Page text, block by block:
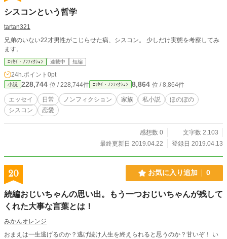
シスコンという哲学
tartan321
兄弟のいない22才男性がこじらせた病、シスコン。 少しだけ実態を考察してみ
ます。
ｴｯｾｲ・ﾉﾝﾌｨｸｼｮﾝ 連載中 短編
24h.ポイント 0pt
小説 228,744 位 / 228,744件 ｴｯｾｲ・ﾉﾝﾌｨｸｼｮﾝ 8,864 位 / 8,864件
エッセイ 日常 ノンフィクション 家族 私小説
ほのぼの
シスコン
恋愛
感想数 0
文字数 2,103
最終更新日 2019.04.22
登録日 2019.04.13
20 お気に入り追加 0
続編おじいちゃんの思い出。もう一つおじいちゃんが残して
くれた大事な言葉とは！
みかんオレンジ
おまえは一生逃げるのか？逃げ続け人生を終えられると思うのか？甘いぞ！ い